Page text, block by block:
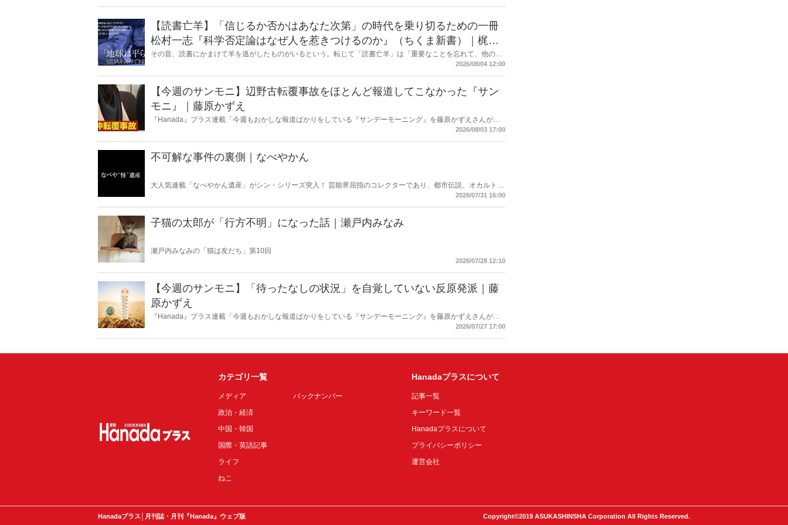
【読書亡羊】「信じるか否かはあなた次第」の時代を乗り切るための一冊
松村一志『科学否定論はなぜ人を惹きつけるのか』（ちくま新書）｜梶原
麻衣子
その昔、読書にかまけて羊を逃がしたものがいるという。転じて「読書亡羊」は「重要なことを忘れて、他のこ
とに夢中になること」を指す四字熟語になった。だが時に仕事を放り出してでも、読むべき本がある。元月刊
2026/08/04 12:00
【今週のサンモニ】辺野古転覆事故をほとんど報道してこなかった『サン
モニ』｜藤原かずえ
『Hanada』プラス連載「今週もおかしな報道ばかりをしている『サンデーモーニング』を藤原かずえさんがデ
2026/08/03 17:00
不可解な事件の裏側｜なべやかん
大人気連載「なべやかん遺産」がシン・シリーズ突入！ 芸能界屈指のコレクターであり、都市伝説、オカルト、
スピリチュアルな話題が大好きな芸人・なべやかんが蒐集した選りすぐりの「怪」な話を紹介！信じるか信じな
2026/07/31 16:00
子猫の太郎が「行方不明」になった話｜瀬戸内みなみ
瀬戸内みなみの「猫は友だち」第10回
2026/07/28 12:10
【今週のサンモニ】「待ったなしの状況」を自覚していない反原発派｜藤
原かずえ
『Hanada』プラス連載「今週もおかしな報道ばかりをしている『サンデーモーニング』を藤原かずえさんがデ
2026/07/27 17:00
カテゴリ一覧
メディア
政治・経済
中国・韓国
国際・英語記事
ライフ
ねこ
バックナンバー
Hanadaプラスについて
記事一覧
キーワード一覧
Hanadaプラスについて
プライバシーポリシー
運営会社
Hanadaプラス│月刊誌・月刊『Hanada』ウェブ版 Copyright©2019 ASUKASHINSHA Corporation All Rights Reserved.